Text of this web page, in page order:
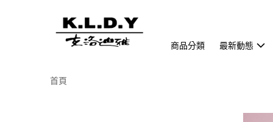
商品分類 最新動態
首頁